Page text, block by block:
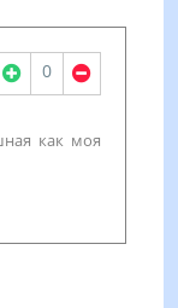
0
как моя